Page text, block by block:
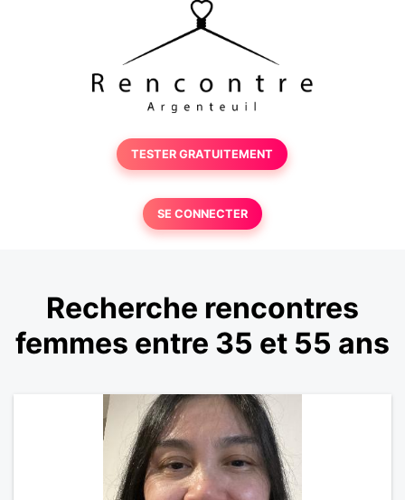
TESTER GRATUITEMENT
SE CONNECTER
Recherche rencontres
femmes entre 35 et 55 ans